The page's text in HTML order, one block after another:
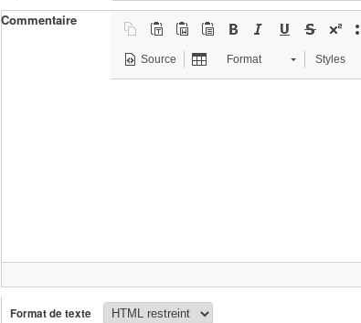
Commentaire
Source Format Styles
Format de texte